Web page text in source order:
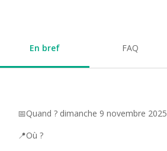
En bref FAQ
📅Quand ? dimanche 9 novembre 2025
📍Où ?